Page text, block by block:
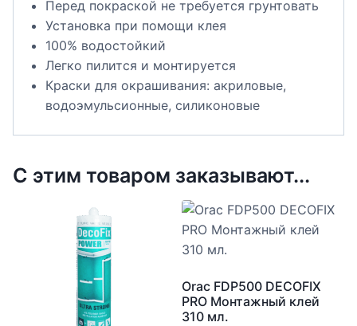
Перед покраской не требуется грунтовать
Установка при помощи клея
100% водостойкий
Легко пилится и монтируется
Краски для окрашивания: акриловые,
водоэмульсионные, силиконовые
С этим товаром заказывают...
Orac FDP500 DECOFIX
PRO Монтажный клей
310 мл.